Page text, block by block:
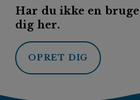
Har du ikke en
dig her.
OPRET DIG